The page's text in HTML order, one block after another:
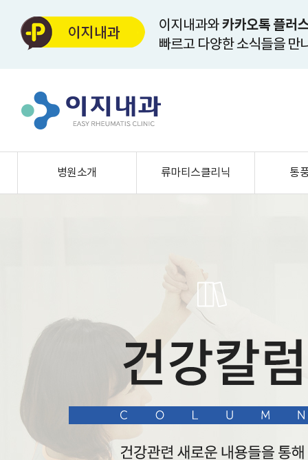
병원소개 류마티스클리닉 통